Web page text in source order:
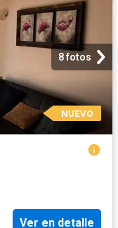
8 fotos
NUEVO
Ver en detalle